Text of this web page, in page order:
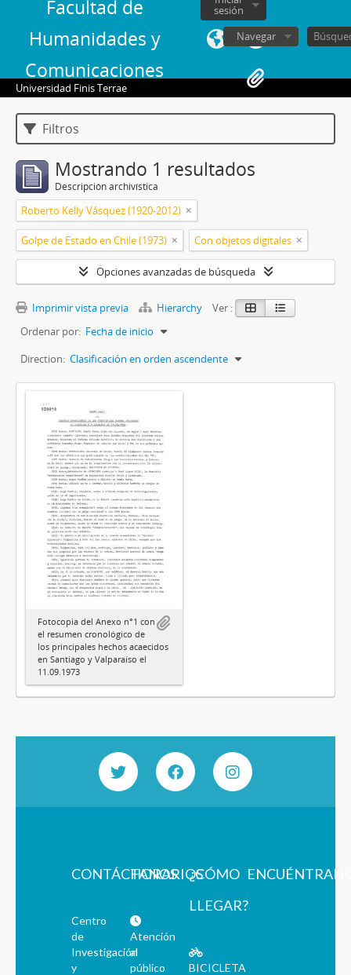
Facultad de
Humanidades y
Comunicaciones
sesión
Navegar
Universidad Finis Terrae
Filtros
Mostrando 1 resultados
Descripción archivística
Roberto Kelly Vásquez (1920-2012)
Golpe de Estado en Chile (1973) Con objetos digitales
Opciones avanzadas de búsqueda
Imprimir vista previa Hierarchy
Ver :
Ordenar por: Fecha de inicio
Direction: Clasificación en orden ascendente
Fotocopia del Anexo n°1 con
el resumen cronológico de
los principales hechos acaecidos
en Santiago y Valparaíso el
11.09.1973
CONTÁCTANOS
Centro
de
Investigación
y
HORARIOS
Atención
al
público
¿CÓMO
LLEGAR?
BICICLETA